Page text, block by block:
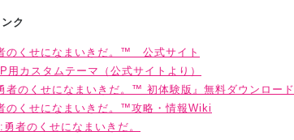
ク
のくせになまいきだ。™ 公式サイト
用カスタムテーマ（公式サイトより）
者のくせになまいきだ。™ 初体験版』無料ダウンロード
のくせになまいきだ。™攻略・情報Wiki
者のくせになまいきだ。